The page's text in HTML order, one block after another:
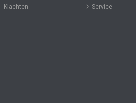
Klachten Service